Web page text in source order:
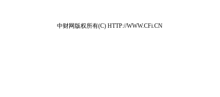
中财网版权所有(C) HTTP://WWW.CFi.CN